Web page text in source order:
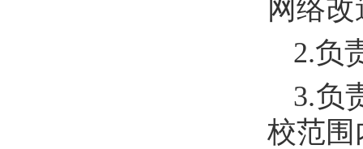
网络
2.负
3.负
校范围